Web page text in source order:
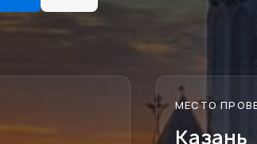
МЕСТО
Казань